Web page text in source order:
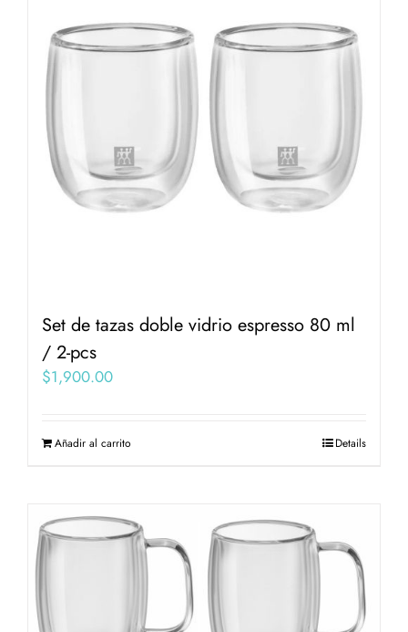
Set de tazas doble vidrio espresso 80 ml
/ 2-pcs
$1,900.00
Añadir al carrito Details